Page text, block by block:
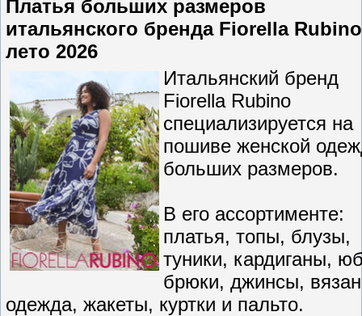
Платья больших размеров
итальянского бренда Fiorella Rubino
лето 2026
Итальянский бренд
Fiorella Rubino
специализируется на
пошиве женской
больших размеров.
В его ассортименте:
платья, топы, блузы,
туники, кардиганы,
брюки, джинсы,
одежда, жакеты, куртки и пальто.